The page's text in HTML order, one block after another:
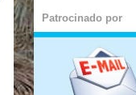
Patrocinado por